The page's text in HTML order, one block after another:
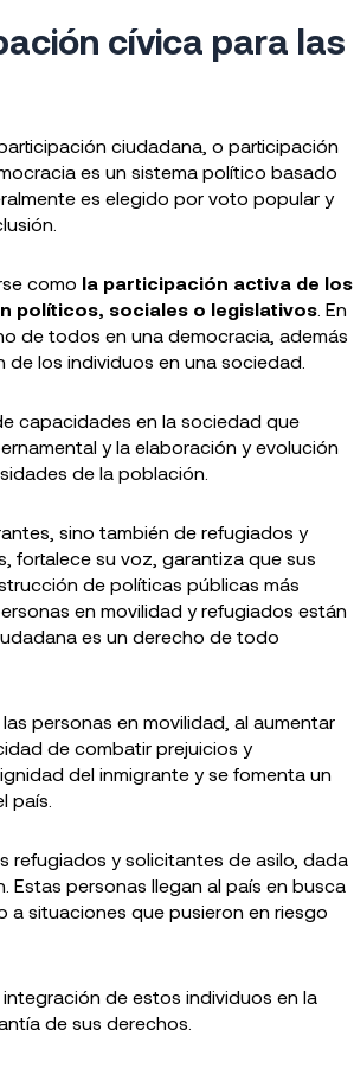
cívica para las
ciudadana, o participación
es un sistema político basado
es elegido por voto popular y
como la participación activa de los
políticos, sociales o legislativos . En
de todos en una democracia, además
los individuos en una sociedad.
capacidades en la sociedad que
y la elaboración y evolución
de la población.
sino también de refugiados y
fortalece su voz, garantiza que sus
de políticas públicas más
en movilidad y refugiados están
es un derecho de todo
personas en movilidad, al aumentar
de combatir prejuicios y
del inmigrante y se fomenta un
país.
refugiados y solicitantes de asilo, dada
Estas personas llegan al país en busca
situaciones que pusieron en riesgo
de estos individuos en la
de sus derechos.